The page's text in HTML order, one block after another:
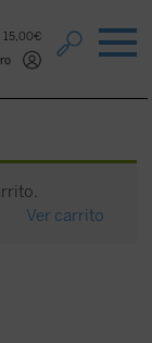
15,00€
Ver carrito